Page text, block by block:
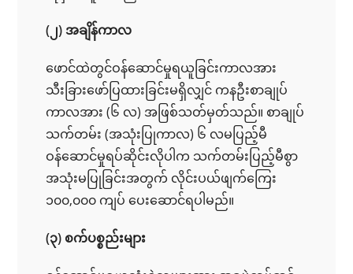
(၂) အချိန်ကာလ
ဖောင်ထဲတွင်ဝန်ဆောင်မှုရယူခြင်းကာလအား
သီးခြားဖော်ပြထားခြင်းမရှိလျှင် ကနဦးစာချုပ်
ကာလအား (၆ လ) အဖြစ်သတ်မှတ်သည်။ စာချုပ်
သက်တမ်း (အသုံးပြုကာလ) ၆ လမပြည့်မီ
ဝန်ဆောင်မှုရပ်ဆိုင်းလိုပါက သက်တမ်းပြည့်မီစွာ
အသုံးမပြုခြင်းအတွက် လိုင်းပယ်ဖျက်ကြေး
၁၀၀,၀၀၀ ကျပ် ပေးဆောင်ရပါမည်။
(၃) စက်ပစ္စည်းများ